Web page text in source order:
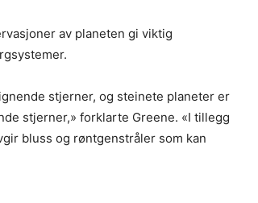
av planeten gi viktig
stjerner, og steinete planeter er
stjerner,» forklarte Greene. «I tillegg
bluss og røntgenstråler som kan